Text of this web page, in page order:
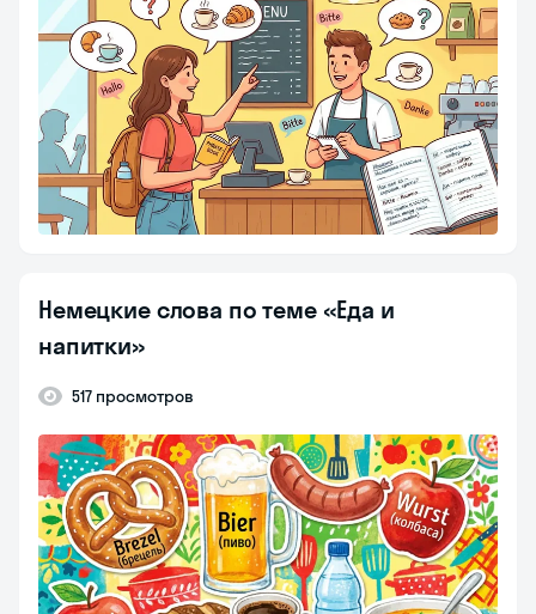
Немецкие слова по теме «Еда и
напитки»
517 просмотров